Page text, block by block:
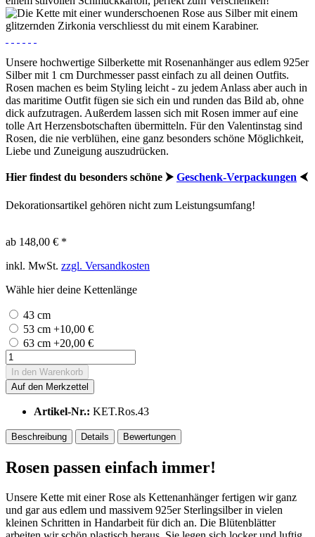
Unsere hochwertige Silberkette mit Rosenanhänger aus edlem 925er
Silber mit 1 cm Durchmesser passt einfach zu all deinen Outfits.
Rosen machen es beim Styling leicht - zu jedem Anlass aber auch in
das maritime Outfit fügen sie sich ein und runden das Bild ab, ohne
dick aufzutragen. Außerdem lassen sich mit Rosen immer auf eine
tolle Art Herzensbotschaften übermitteln. Für den Valentinstag sind
Rosen, die nie verblühen, eine ganz besonders schöne Möglichkeit,
Liebe und Zuneigung auszudrücken.
Hier findest du besonders schöne ⮞ Geschenk-Verpackungen ⮜
Dekorationsartikel gehören nicht zum Leistungsumfang!
ab 148,00 € *
inkl. MwSt. zzgl. Versandkosten
Wähle hier deine Kettenlänge
43 cm
53 cm +10,00 €
63 cm +20,00 €
In den Warenkorb
Auf den Merkzettel
Artikel-Nr.: KET.Ros.43
Beschreibung Details Bewertungen
Rosen passen einfach immer!
Unsere Kette mit einer Rose als Kettenanhänger fertigen wir ganz
und gar aus edlem und massivem 925er Sterlingsilber in vielen
kleinen Schritten in Handarbeit für dich an. Die Blütenblätter